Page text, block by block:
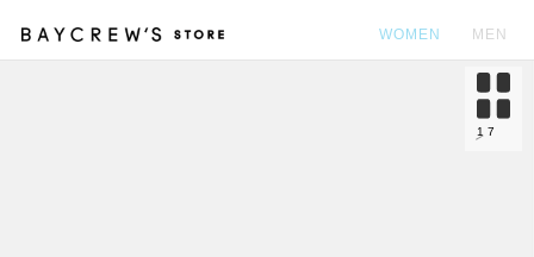
WOMEN MEN
1 7